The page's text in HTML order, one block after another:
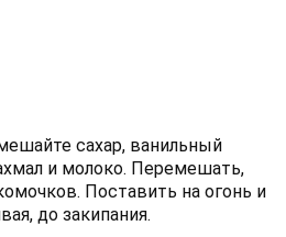
сахар, ванильный
и молоко. Перемешать,
Поставить на огонь и
до закипания.